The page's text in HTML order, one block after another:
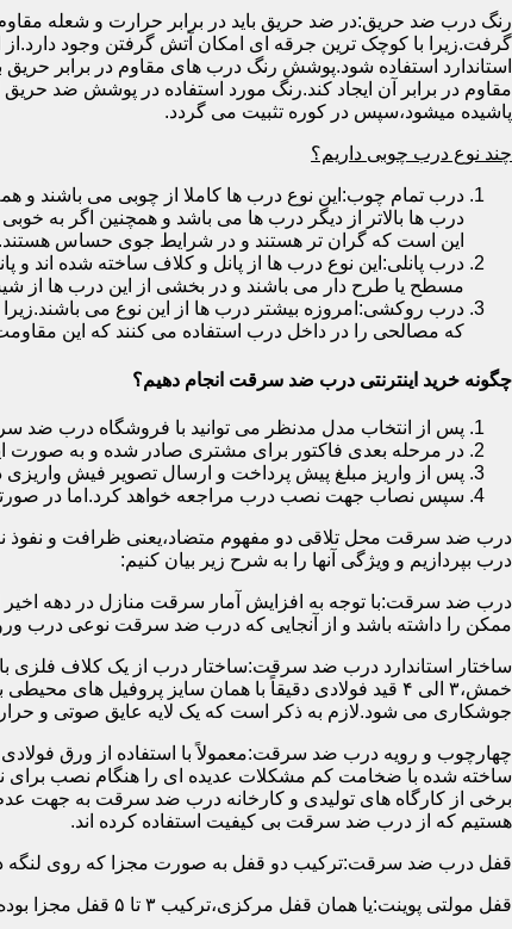
رنگ درب ضد حریق:در ضد حریق باید در برابر حرارت و شعله
گرفت.زیرا با کوچک ترین جرقه ای امکان آتش گرفتن وجود
استاندارد استفاده شود.پوشش رنگ درب های مقاوم در برابر حریق
مقاوم در برابر آن ایجاد کند.رنگ مورد استفاده در پوشش ضد
پاشیده میشود،سپس در کوره تثبیت می گردد.
چند نوع درب چوبی داریم؟
درب تمام چوب:این نوع درب ها کاملا از چوبی می باشند
درب ها بالاتر از دیگر درب ها می باشد و همچنین اگر به
این است که گران تر هستند و در شرایط جوی حساس هستند.
درب پانلی:این نوع درب ها از پانل و کلاف ساخته شده اند و
مسطح یا طرح دار می باشند و در بخشی از این درب ها از
درب روکشی:امروزه بیشتر درب ها از این نوع می باشند.زیرا
که مصالحی را در داخل درب استفاده می کنند که این مقاومت
چگونه خرید اینترنتی درب ضد سرقت انجام دهیم؟
پس از انتخاب مدل مدنظر می توانید با فروشگاه درب
در مرحله بعدی فاکتور برای مشتری صادر شده و به صورت
پس از واریز مبلغ پیش پرداخت و ارسال تصویر فیش
سپس نصاب جهت نصب درب مراجعه خواهد کرد.اما در صورتی
درب ضد سرقت محل تلاقی دو مفهوم متضاد،یعنی ظرافت و نفوذ
درب بپردازیم و ویژگی آنها را به شرح زیر بیان کنیم:
درب ضد سرقت:با توجه به افزایش آمار سرقت منازل در دهه
ممکن را داشته باشد و از آنجایی که درب ضد سرقت نوعی درب
ساختار استاندارد درب ضد سرقت:ساختار درب از یک کلاف فلزی
جوشکاری می شود.لازم به ذکر است که یک لایه عایق صوتی و
ساخته شده با ضخامت کم مشکلات عدیده ای را هنگام نصب برای
برخی از کارگاه های تولیدی و کارخانه درب ضد سرقت به جهت
هستیم که از درب ضد سرقت بی کیفیت استفاده کرده اند.
قفل درب ضد سرقت:ترکیب دو قفل به صورت مجزا که روی لنگه درب نصب می
قفل مولتی پوینت:یا همان قفل مرکزی،ترکیب ۳ تا ۵ قفل مجزا بوده که توسط یک میله یا اهرم به صورت یک پارچه عمل می کنند،قفل های مولتی پوینت وارداتی در ایران معمولاً دارای ۱۴ زبانه پیستونی است.